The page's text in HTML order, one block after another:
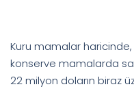
Kuru mamalar
konserve mamalarda
22 milyon doların biraz